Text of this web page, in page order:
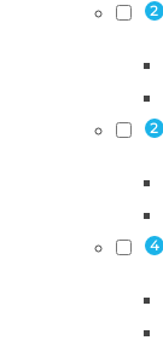
2
2
4